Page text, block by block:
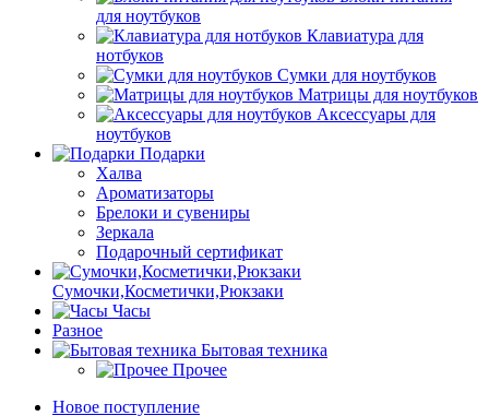
для ноутбуков
Клавиатура для
нотбуков
Сумки для ноутбуков
Матрицы для ноутбуков
Аксессуары для
ноутбуков
Подарки
Халва
Ароматизаторы
Брелоки и сувениры
Зеркала
Подарочный сертификат
Сумочки,Косметички,Рюкзаки
Часы
Разное
Бытовая техника
Прочее
Новое поступление